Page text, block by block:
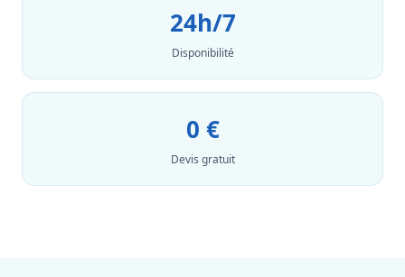
24h/7
Disponibilité
0 €
Devis gratuit